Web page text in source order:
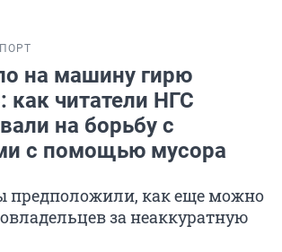
на машину гирю
как читатели НГС
на борьбу с
с помощью мусора
предположили, как еще можно
за неаккуратную